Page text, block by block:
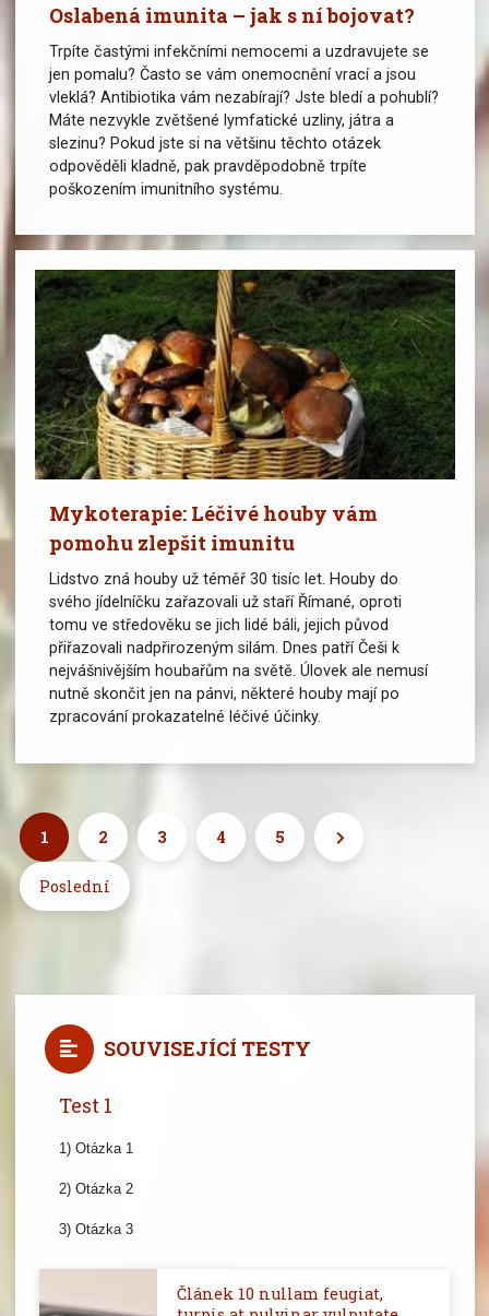
Oslabená imunita – jak s ní bojovat?
Trpíte častými infekčními nemocemi a uzdravujete se
jen pomalu? Často se vám onemocnění vrací a jsou
vleklá? Antibiotika vám nezabírají? Jste bledí a pohublí?
Máte nezvykle zvětšené lymfatické uzliny, játra a
slezinu? Pokud jste si na většinu těchto otázek
odpověděli kladně, pak pravděpodobně trpíte
poškozením imunitního systému.
Mykoterapie: Léčivé houby vám
pomohu zlepšit imunitu
Lidstvo zná houby už téměř 30 tisíc let. Houby do
svého jídelníčku zařazovali už staří Římané, oproti
tomu ve středověku se jich lidé báli, jejich původ
přiřazovali nadpřirozeným silám. Dnes patří Češi k
nejvášnivějším houbařům na světě. Úlovek ale nemusí
nutně skončit jen na pánvi, některé houby mají po
zpracování prokazatelné léčivé účinky.
1 2 3 4 5 Další
Poslední
SOUVISEJÍCÍ TESTY
Test 1
1) Otázka 1
2) Otázka 2
3) Otázka 3
Článek 10 nullam feugiat,